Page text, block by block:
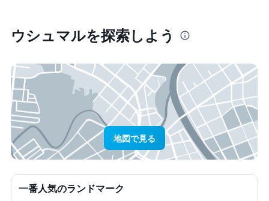
ウシュマル​を探索しよう
地図で見る
一番人気のランドマーク